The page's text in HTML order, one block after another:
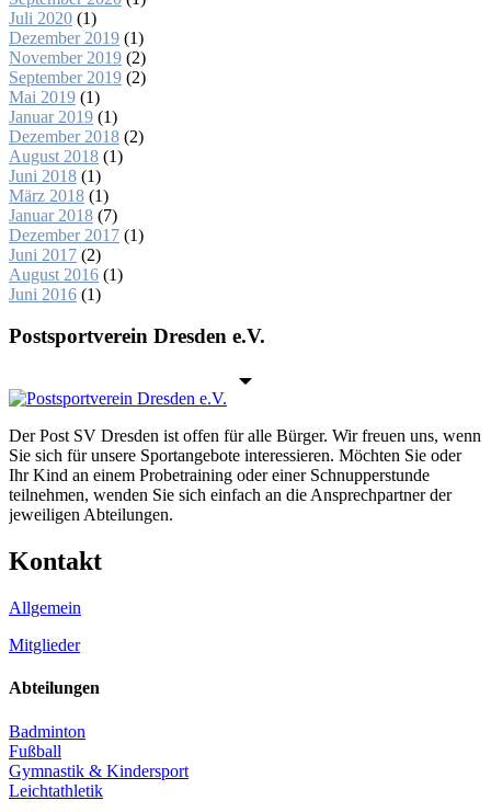
Juli 2020 (1)
Dezember 2019 (1)
November 2019 (2)
September 2019 (2)
Mai 2019 (1)
Januar 2019 (1)
Dezember 2018 (2)
August 2018 (1)
Juni 2018 (1)
März 2018 (1)
Januar 2018 (7)
Dezember 2017 (1)
Juni 2017 (2)
August 2016 (1)
Juni 2016 (1)
Postsportverein Dresden e.V.
Der Post SV Dresden ist offen für alle Bürger. Wir freuen uns, wenn
Sie sich für unsere Sportangebote interessieren. Möchten Sie oder
Ihr Kind an einem Probetraining oder einer Schnupperstunde
teilnehmen, wenden Sie sich einfach an die Ansprechpartner der
jeweiligen Abteilungen.
Kontakt
Allgemein
Mitglieder
Abteilungen
Badminton
Fußball
Gymnastik & Kindersport
Leichtathletik